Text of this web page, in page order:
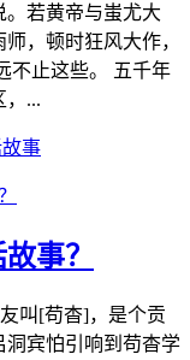
。若黄帝与蚩尤大
，顿时狂风大作，
不止这些。 五千年
，...
事
事？
叫[苟杳]，是个贡
洞宾怕引响到苟杳学